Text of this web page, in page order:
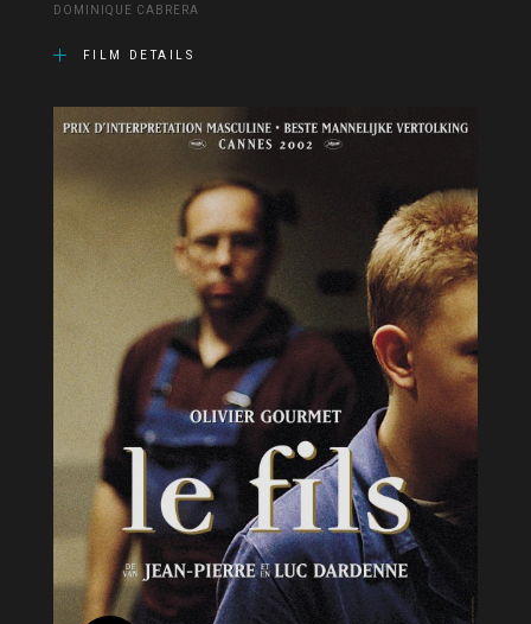
DOMINIQUE CABRERA
FILM DETAILS